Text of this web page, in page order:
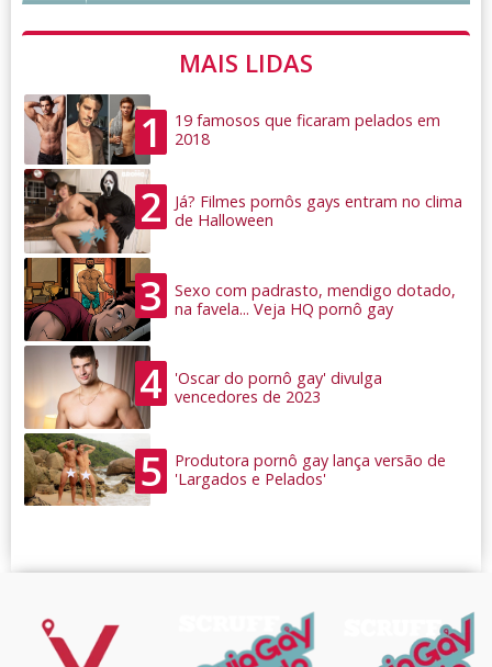
MAIS LIDAS
1
19 famosos que ficaram pelados em
2018
2
Já? Filmes pornôs gays entram no clima
de Halloween
3
Sexo com padrasto, mendigo dotado,
na favela... Veja HQ pornô gay
4
'Oscar do pornô gay' divulga
vencedores de 2023
5
Produtora pornô gay lança versão de
'Largados e Pelados'